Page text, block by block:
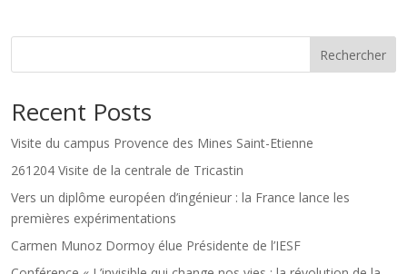
Rechercher
Recent Posts
Visite du campus Provence des Mines Saint-Etienne
261204 Visite de la centrale de Tricastin
Vers un diplôme européen d’ingénieur : la France lance les
premières expérimentations
Carmen Munoz Dormoy élue Présidente de l’IESF